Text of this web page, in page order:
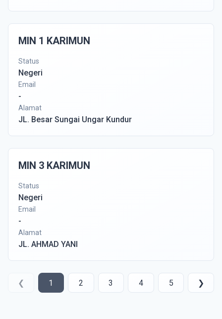
MIN 1 KARIMUN
Status
Negeri
Email
-
Alamat
JL. Besar Sungai Ungar Kundur
MIN 3 KARIMUN
Status
Negeri
Email
-
Alamat
JL. AHMAD YANI
❮ 1 2 3 4 5 ❯